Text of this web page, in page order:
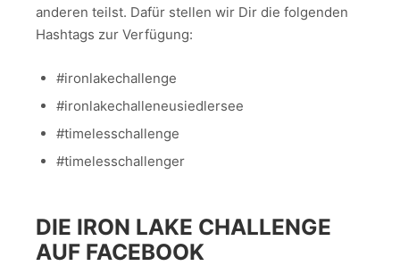
anderen teilst. Dafür stellen wir Dir die folgenden
Hashtags zur Verfügung:
#ironlakechallenge
#ironlakechalleneusiedlersee
#timelesschallenge
#timelesschallenger
DIE IRON LAKE CHALLENGE
AUF FACEBOOK